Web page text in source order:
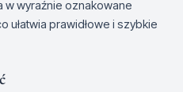
w wyraźnie oznakowane
ułatwia prawidłowe i szybkie